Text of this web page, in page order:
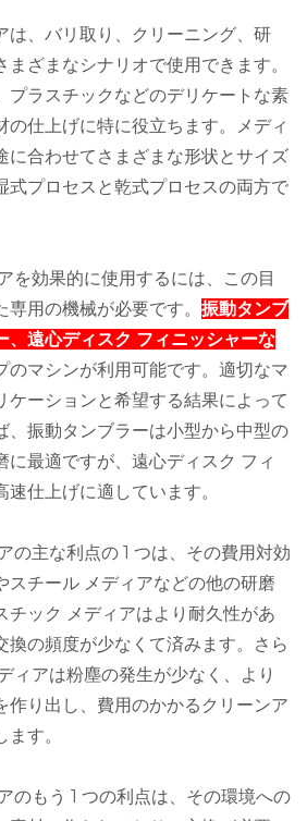
は、バリ取り、クリーニング、研
ざまなシナリオで使用できます。
プラスチックなどのデリケートな素
の仕上げに特に役立ちます。メディ
に合わせてさまざまな形状とサイズ
式プロセスと乾式プロセスの両方で
を効果的に使用するには、この目
用の機械が必要です。 振動タンブ
、遠心ディスク フィニッシャーな
のマシンが利用可能です。適切なマ
ケーションと希望する結果によって
、振動タンブラーは小型から中型の
に最適ですが、遠心ディスク フィ
仕上げに適しています。
の主な利点の 1 つは、その費用対効
スチール メディアなどの他の研磨
チック メディアはより耐久性があ
換の頻度が少なくて済みます。さら
ィアは粉塵の発生が少なく、より
作り出し、費用のかかるクリーンア
す。
のもう 1 つの利点は、その環境への